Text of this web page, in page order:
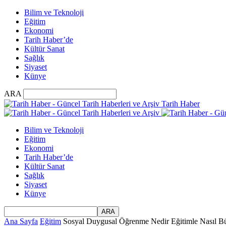
Bilim ve Teknoloji
Eğitim
Ekonomi
Tarih Haber’de
Kültür Sanat
Sağlık
Siyaset
Künye
ARA
Tarih Haber
Bilim ve Teknoloji
Eğitim
Ekonomi
Tarih Haber’de
Kültür Sanat
Sağlık
Siyaset
Künye
Ana Sayfa Eğitim Sosyal Duygusal Öğrenme Nedir Eğitimle Nasıl